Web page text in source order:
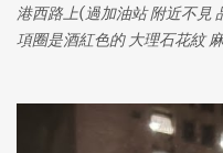
港西路上(過加油站 附近不見
項圈是酒紅色的 大理石花紋